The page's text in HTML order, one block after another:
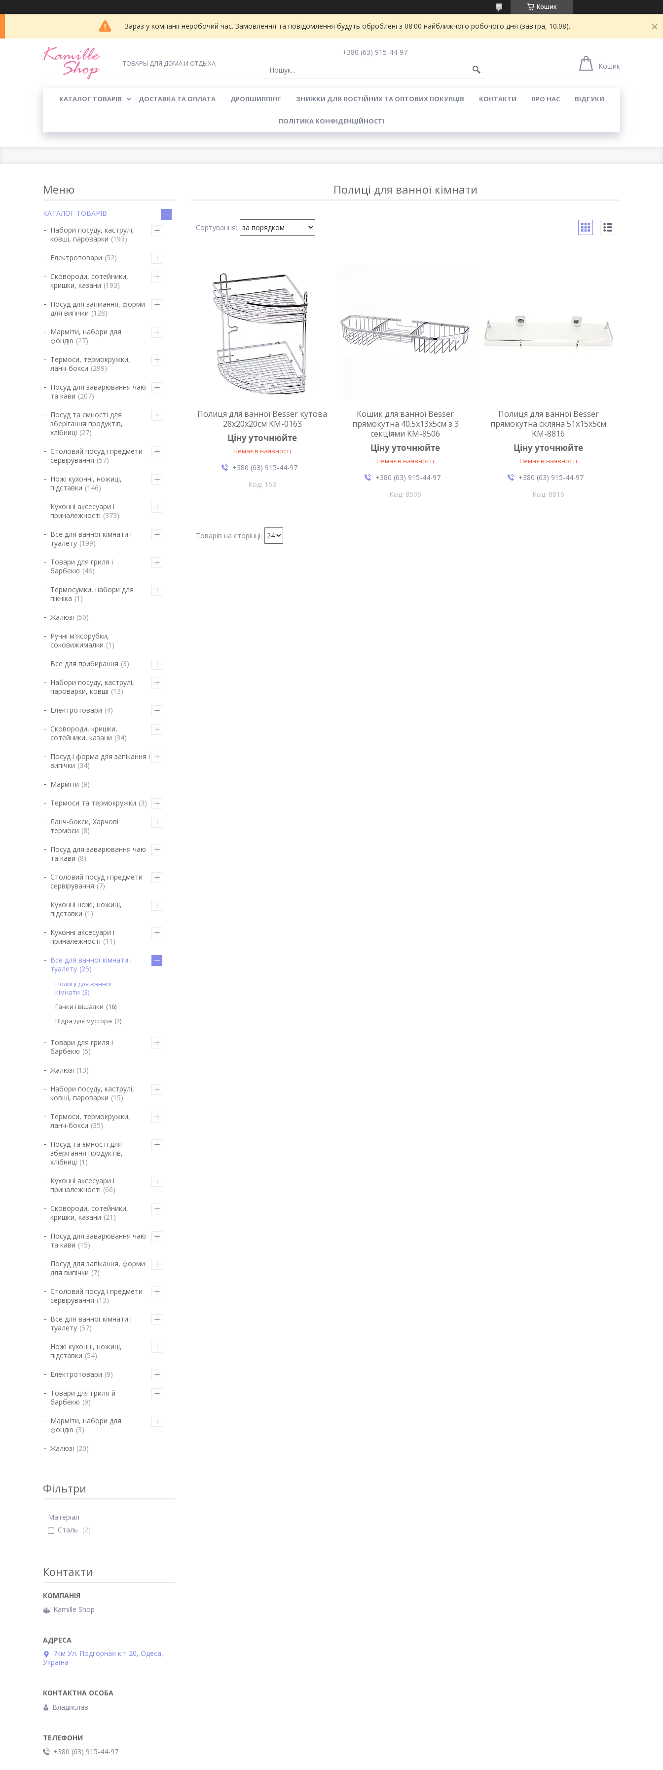
Кошик
Зараз у компанії неробочий час. Замовлення та повідомлення будуть оброблені з 08:00 найближчого робочого дня (завтра, 10.08).
ТОВАРЫ ДЛЯ ДОМА И ОТДЫХА
+380 (63) 915-44-97
Кошик
КАТАЛОГ ТОВАРІВ ДОСТАВКА ТА ОПЛАТА ДРОПШИППІНГ ЗНИЖКИ ДЛЯ ПОСТІЙНИХ ТА ОПТОВИХ ПОКУПЦІВ КОНТАКТИ ПРО НАС ВІДГУКИ
ПОЛІТИКА КОНФІДЕНЦІЙНОСТІ
Полиці для ванної кімнати
Полиця для ванної Besser кутова
28х20х20см KM-0163
Ціну уточнюйте
Немає в наявності
+380 (63) 915-44-97
163
Кошик для ванної Besser
прямокутна 40.5х13х5см з 3
секціями KM-8506
Ціну уточнюйте
Немає в наявності
+380 (63) 915-44-97
8506
Полиця для ванної Besser
прямокутна скляна 51х15х5см
KM-8816
Ціну уточнюйте
Немає в наявності
+380 (63) 915-44-97
8816
КАТАЛОГ ТОВАРІВ
Набори посуду, каструлі,
ковші, пароварки 193
Електротовари 52
Сковороди, сотейники,
кришки, казани 193
Посуд для запікання, форми
для випічки 128
Марміти, набори для
фондю 27
Термоси, термокружки,
ланч-бокси 299
Посуд для заварювання чаю
та кави 207
Посуд та ємності для
зберігання продуктів,
хлібниці 27
Столовий посуд і предмети
сервірування 57
Ножі кухонні, ножиці,
підставки 146
Кухонні аксесуари і
приналежності 373
Все для ванної кімнати і
туалету 199
Товари для гриля і
барбекю 46
Термосумки, набори для
пікніка 1
Жалюзі 50
Ручні м'ясорубки,
соковижималки 1
Все для прибирання 3
Набори посуду, каструлі,
пароварки, ковші 13
Електротовари 4
Сковороди, кришки,
сотейники, казани 34
Посуд і форма для запікання і
випічки 34
Марміти 9
Термоси та термокружки 3
Ланч-бокси, Харчові
термоси 8
Посуд для заварювання чаю
та кави 8
Столовий посуд і предмети
сервірування 7
Кухонні ножі, ножиці,
підставки 1
Кухонні аксесуари і
приналежності 11
Все для ванної кімнати і
туалету 25
Полиці для ванної
кімнати 3
Гачки і вішалки
16
Відра для муссора 2
Товари для гриля і
барбекю 5
Жалюзі 13
Набори посуду, каструлі,
ковші, пароварки 15
Термоси, термокружки,
ланч-бокси 35
Посуд та ємності для
зберігання продуктів,
хлібниці 1
Кухонні аксесуари і
приналежності 66
Сковороди, сотейники,
кришки, казани 21
Посуд для заварювання чаю
та кави 15
Посуд для запікання, форми
для випічки 7
Столовий посуд і предмети
сервірування 13
Все для ванної кімнати і
туалету 57
Ножі кухонні, ножиці,
підставки 54
Електротовари 9
Товари для гриля й
барбекю 9
Марміти, набори для
фондю 3
Жалюзі 20
Фільтри
Матеріал
Сталь
2
Контакти
Kamille Shop
7км Ул. Подгорная к.т 20, Одеса,
Україна
Владислав
+380 (63) 915-44-97